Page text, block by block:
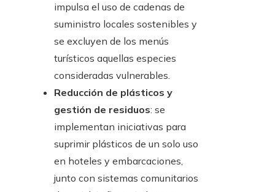
impulsa el uso de cadenas de
suministro locales sostenibles y
se excluyen de los menús
turísticos aquellas especies
consideradas vulnerables.
Reducción de plásticos y
gestión de residuos: se
implementan iniciativas para
suprimir plásticos de un solo uso
en hoteles y embarcaciones,
junto con sistemas comunitarios